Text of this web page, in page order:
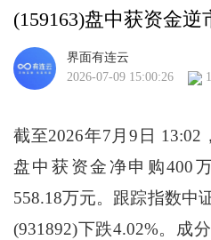
(159163)盘中获资金逆
日“吸金”超2600万元
界面有连云
2026-07-09 15:00:26
截至2026年7月9日 13:02
盘中获资金净申购400
558.18万元。跟踪指数中
(931892)下跌4.02%。成